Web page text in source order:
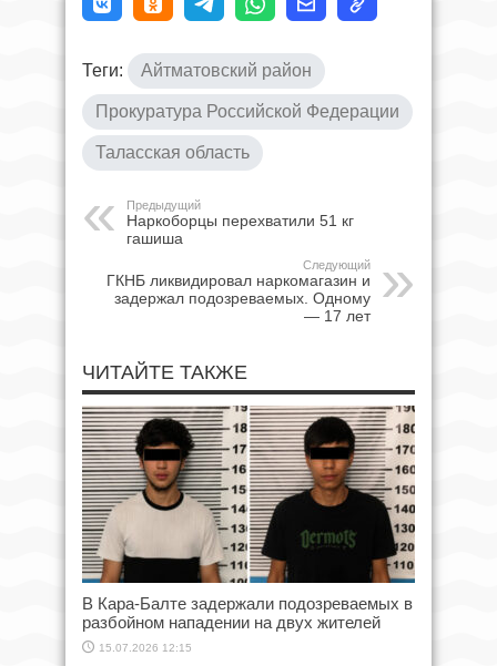
Теги: Айтматовский район
Прокуратура Российской Федерации
Таласская область
Предыдущий
Наркоборцы перехватили 51 кг
гашиша
Следующий
ГКНБ ликвидировал наркомагазин и
задержал подозреваемых. Одному
— 17 лет
ЧИТАЙТЕ ТАКЖЕ
В Кара-Балте задержали подозреваемых в
разбойном нападении на двух жителей
15.07.2026 12:15